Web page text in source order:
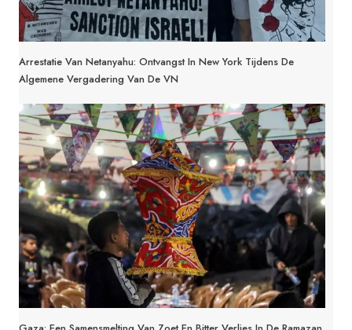
Arrestatie Van Netanyahu: Ontvangst In New York Tijdens De
Algemene Vergadering Van De VN